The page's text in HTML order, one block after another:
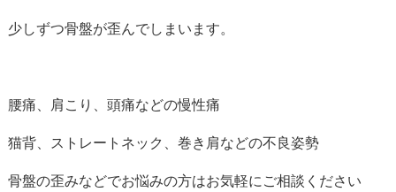
少しずつ骨盤が歪んでしまいます。
腰痛、肩こり、頭痛などの慢性痛
猫背、ストレートネック、巻き肩などの不良姿勢
骨盤の歪みなどでお悩みの方はお気軽にご相談ください